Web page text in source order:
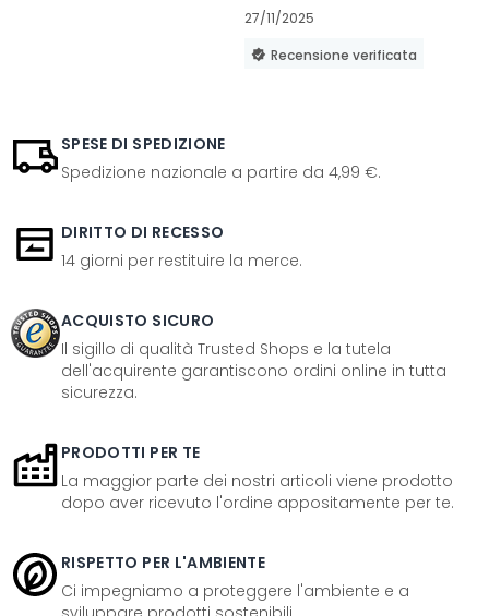
27/11/2025
Recensione verificata
SPESE DI SPEDIZIONE
Spedizione nazionale a partire da 4,99 €.
DIRITTO DI RECESSO
14 giorni per restituire la merce.
ACQUISTO SICURO
Il sigillo di qualità Trusted Shops e la tutela
dell'acquirente garantiscono ordini online in tutta
sicurezza.
PRODOTTI PER TE
La maggior parte dei nostri articoli viene prodotto
dopo aver ricevuto l'ordine appositamente per te.
RISPETTO PER L'AMBIENTE
Ci impegniamo a proteggere l'ambiente e a